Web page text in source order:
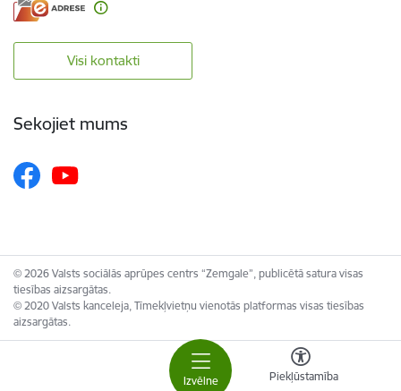
Izvēlne Piekļūstamība
Visi kontakti
Sekojiet mums
© 2026 Valsts sociālās aprūpes centrs “Zemgale”, publicētā satura visas
tiesības aizsargātas.
© 2020 Valsts kanceleja, Tīmekļvietņu vienotās platformas visas tiesības
aizsargātas.